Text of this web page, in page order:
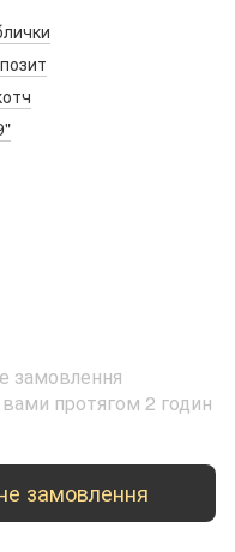
замовлення
протягом 2 годин
замовлення